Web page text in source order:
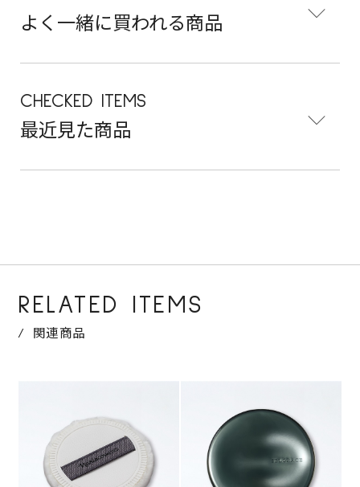
よく一緒に買われる商品
CHECKED ITEMS
最近見た商品
RELATED ITEMS
関連商品